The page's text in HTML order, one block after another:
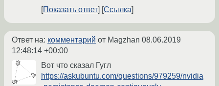
Показать ответ
Ссылка
Ответ на: комментарий от Magzhan 08.06.2019
12:48:14 +00:00
Вот что сказал Гугл
https://askubuntu.com/questions/979259/nvidia